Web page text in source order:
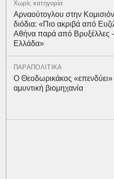
Χωρίς κατηγορία
Αρναούτογλου στην Κομισιόν
διόδια: «Πιο ακριβά από
Αθήνα παρά από Βρυξέλλες
Ελλάδα»
ΠΑΡΑΠΟΛΙΤΙΚΑ
O Θεοδωρικάκος «επενδύει»
αμυντική βιομηχανία